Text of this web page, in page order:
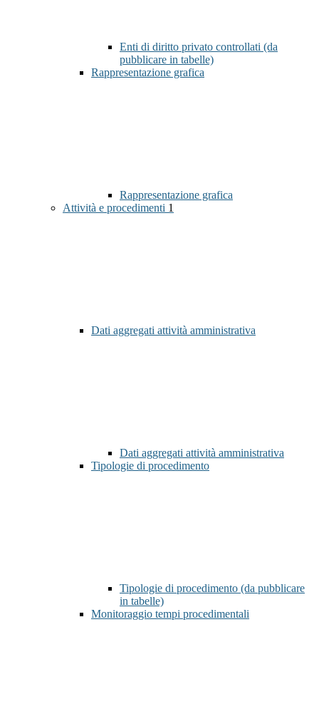
Enti di diritto privato controllati (da
pubblicare in tabelle)
Rappresentazione grafica
Rappresentazione grafica
Attività e procedimenti 1
Dati aggregati attività amministrativa
Dati aggregati attività amministrativa
Tipologie di procedimento
Tipologie di procedimento (da pubblicare
in tabelle)
Monitoraggio tempi procedimentali